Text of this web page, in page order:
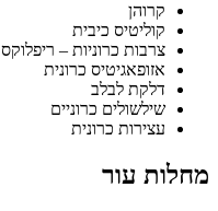
קרוהן
קוליטיס כיבית
צרבות כרוניות – ריפלוקס
אזופאגיטיס כרונית
דלקת לבלב
שילשולים כרוניים
עצירות כרונית
מחלות עור